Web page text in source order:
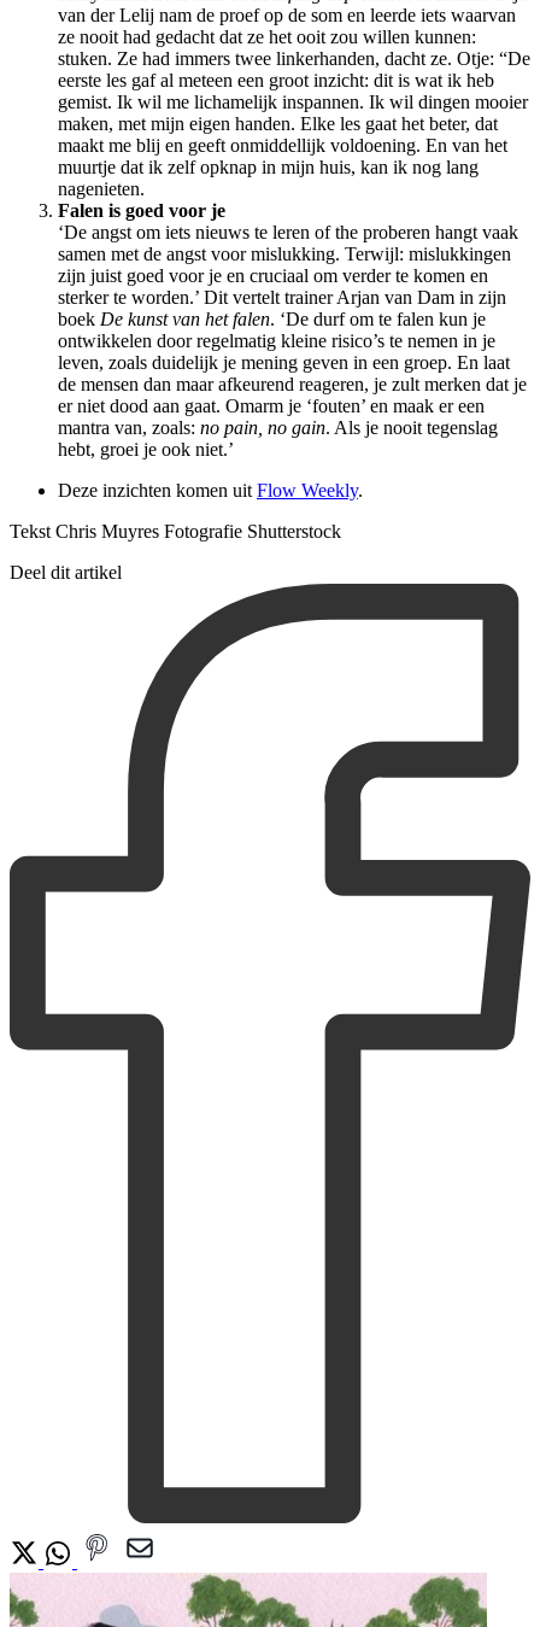
van der Lelij nam de proef op de som en leerde iets waarvan
ze nooit had gedacht dat ze het ooit zou willen kunnen:
stuken. Ze had immers twee linkerhanden, dacht ze. Otje: “De
eerste les gaf al meteen een groot inzicht: dit is wat ik heb
gemist. Ik wil me lichamelijk inspannen. Ik wil dingen mooier
maken, met mijn eigen handen. Elke les gaat het beter, dat
maakt me blij en geeft onmiddellijk voldoening. En van het
muurtje dat ik zelf opknap in mijn huis, kan ik nog lang
nagenieten.
Falen is goed voor je
‘De angst om iets nieuws te leren of the proberen hangt vaak
samen met de angst voor mislukking. Terwijl: mislukkingen
zijn juist goed voor je en cruciaal om verder te komen en
sterker te worden.’ Dit vertelt trainer Arjan van Dam in zijn
boek De kunst van het falen. ‘De durf om te falen kun je
ontwikkelen door regelmatig kleine risico’s te nemen in je
leven, zoals duidelijk je mening geven in een groep. En laat
de mensen dan maar afkeurend reageren, je zult merken dat je
er niet dood aan gaat. Omarm je ‘fouten’ en maak er een
mantra van, zoals: no pain, no gain. Als je nooit tegenslag
hebt, groei je ook niet.’
Deze inzichten komen uit Flow Weekly.
Tekst Chris Muyres Fotografie Shutterstock
Deel dit artikel